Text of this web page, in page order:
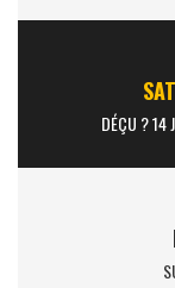
DÉÇU ? 14